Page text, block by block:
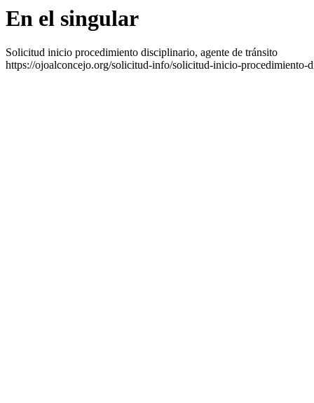
En el singular
Solicitud inicio procedimiento disciplinario, agente de tránsito
https://ojoalconcejo.org/solicitud-info/solicitud-inicio-procedimiento-